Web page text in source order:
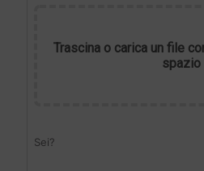
Trascina o carica un file
spazio
Sei?